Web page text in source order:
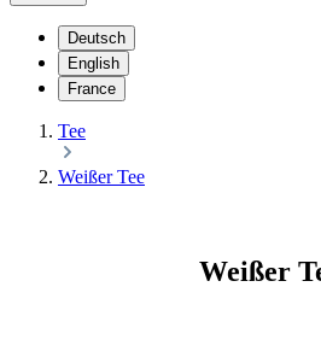
Deutsch
English
France
Tee
Weißer Tee
Weißer